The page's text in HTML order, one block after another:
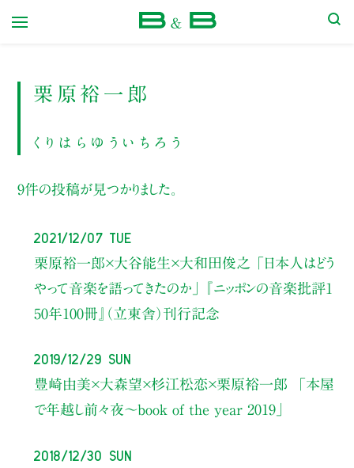
栗原裕一郎
くりはらゆういちろう
9件の投稿が見つかりました。
2021/12/07 Tue
栗原裕一郎×大谷能生×大和田俊之
「日本人はどう
やって音楽を語ってきたのか」
『ニッポンの音楽批評1
50年100冊』（立東舎）刊行記念
2019/12/29 Sun
豊崎由美×大森望×杉江松恋×栗原裕一郎
「本屋
で年越し前々夜～book of the year 2019」
2018/12/30 Sun